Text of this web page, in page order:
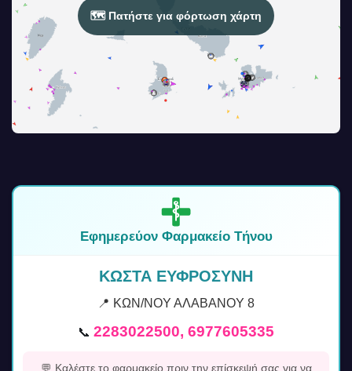
🗺️ Πατήστε για φόρτωση χάρτη
Εφημερεύον Φαρμακείο Τήνου
ΚΩΣΤΑ ΕΥΦΡΟΣΥΝΗ
📍 ΚΩΝ/ΝΟΥ ΑΛΑΒΑΝΟΥ 8
📞 2283022500, 6977605335
💬 Καλέστε το φαρμακείο πριν την επίσκεψή σας για να